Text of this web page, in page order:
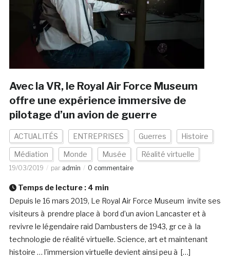
Avec la VR, le Royal Air Force Museum
offre une expérience immersive de
pilotage d’un avion de guerre
ACTUALITÉS ENTREPRISES Guerres Histoire
Médiation Monde Musée Réalité virtuelle
19/03/2019 par admin 0 commentaire
Temps de lecture : 4 min
Depuis le 16 mars 2019, Le Royal Air Force Museum invite ses
visiteurs à prendre place à bord d’un avion Lancaster et à
revivre le légendaire raid Dambusters de 1943, gr ce à la
technologie de réalité virtuelle. Science, art et maintenant
histoire … l’immersion virtuelle devient ainsi peu à […]